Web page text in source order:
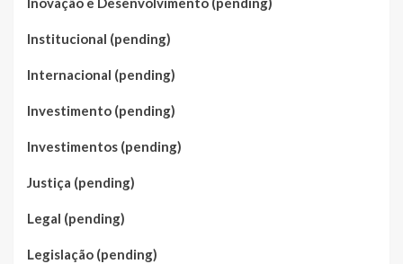
Institucional (pending)
Internacional (pending)
Investimento (pending)
Investimentos (pending)
Justiça (pending)
Legal (pending)
Legislação (pending)